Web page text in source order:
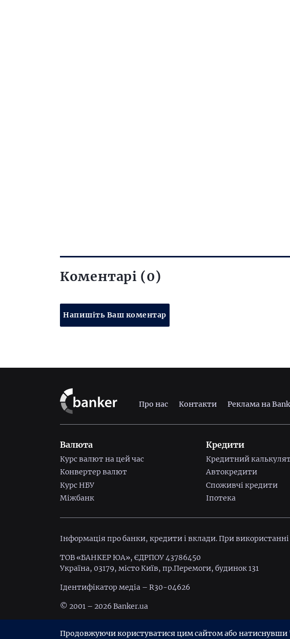
Коментарі (0)
Напишіть Ваш коментар
Про нас Контакти Реклама на
Валюта
Курс валют на цей час
Конвертер валют
Курс НБУ
Міжбанк
Кредити
Кредитний
Автокредити
Споживчі кредити
Іпотека
Інформація про банки, кредити і вклади. При
ТОВ «БАНКЕР ЮА», ЄДРПОУ 43786450
Україна, 03179, місто Київ, пр.Перемоги, будинок 131
Ідентифiкатор медiа – R30-04626
© 2001 – 2026 Banker.ua
Умови використання Політика конфіденційності
Продовжуючи користуватися цим сайтом або натиснувши